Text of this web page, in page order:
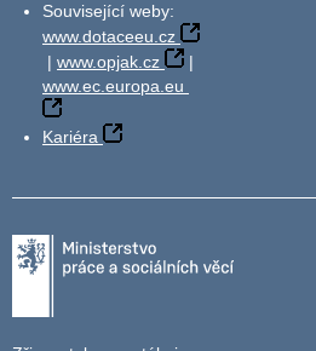
Související weby:
www.dotaceeu.cz
| www.opjak.cz
|
www.ec.europa.eu
Kariéra